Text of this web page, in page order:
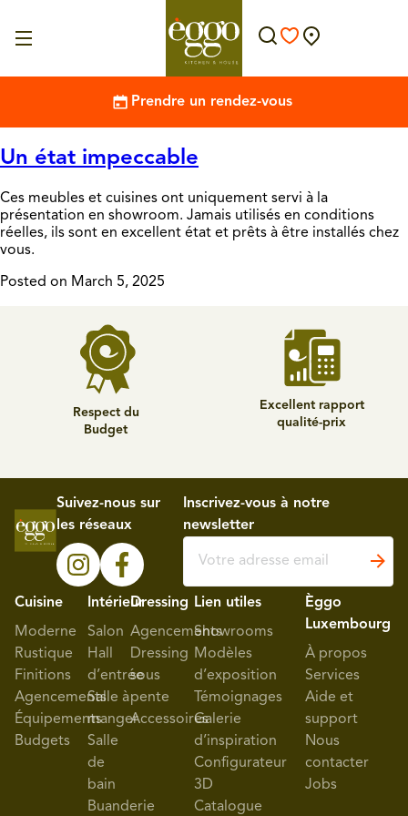
Prendre un rendez-vous
Un état impeccable
Ces meubles et cuisines ont uniquement servi à la
présentation en showroom. Jamais utilisés en conditions
réelles, ils sont en excellent état et prêts à être installés chez
vous.
Posted on March 5, 2025
Respect du
Budget
Excellent rapport
qualité-prix
Suivez-nous sur
les réseaux
Inscrivez-vous à notre
newsletter
Cuisine
Moderne
Rustique
Finitions
Agencements
Équipements
Budgets
Intérieur
Salon
Hall
d’entrée
Salle à
manger
Salle
de
bain
Buanderie
Dressing
Agencements
Dressing
sous
pente
Accessoires
Lien utiles
Showrooms
Modèles
d’exposition
Témoignages
Galerie
d’inspiration
Configurateur
3D
Catalogue
Èggo
Luxembourg
À propos
Services
Aide et
support
Nous
contacter
Jobs